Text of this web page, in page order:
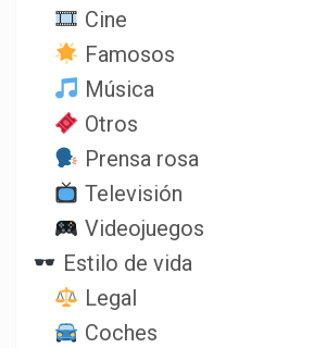
Cine
Famosos
Música
Otros
Prensa rosa
Televisión
Videojuegos
Estilo de vida
Legal
Coches